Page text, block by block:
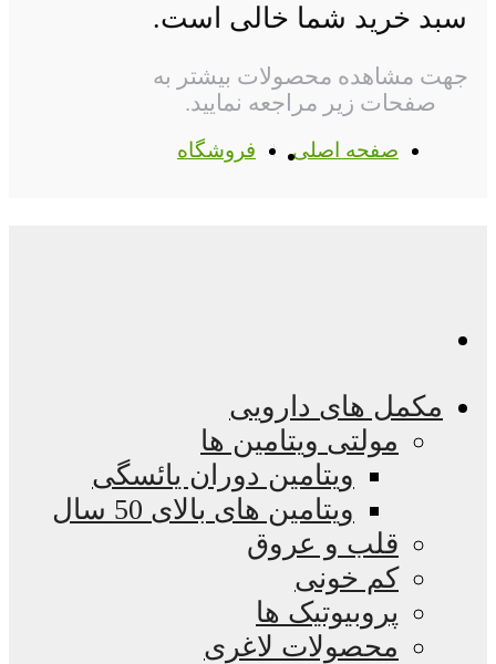
سبد خرید شما خالی است.
جهت مشاهده محصولات بیشتر به
صفحات زیر مراجعه نمایید.
صفحه اصلی فروشگاه
مکمل های دارویی
مولتی ویتامین ها
ویتامین دوران یائسگی
ویتامین های بالای 50 سال
قلب و عروق
کم خونی
پروبیوتیک ها
محصولات لاغری